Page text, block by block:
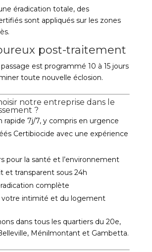
éradication totale, des
sont appliqués sur les zones
post-traitement
est programmé 10 à 15 jours
toute nouvelle éclosion.
notre entreprise dans le
?
rapide 7j/7, y compris en urgence
Certibiocide avec une expérience
pour la santé et l’environnement
et transparent sous 24h
complète
votre intimité et du logement
dans tous les quartiers du 20e,
Ménilmontant et Gambetta.